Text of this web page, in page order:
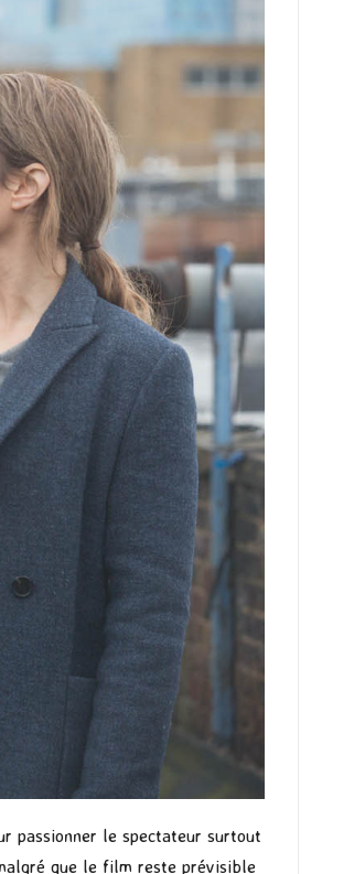
passionner le spectateur surtout
que le film reste prévisible